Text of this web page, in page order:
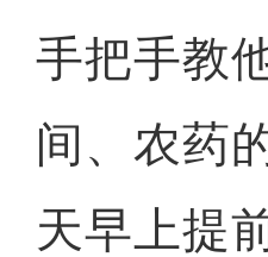
手把手教
间、农药
天早上提